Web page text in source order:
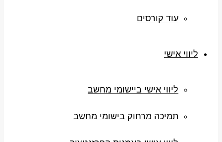
עוד קורסים
ליווי אישי
ליווי אישי ביישומי מחשב
תמיכה מרחוק בישומי מחשב